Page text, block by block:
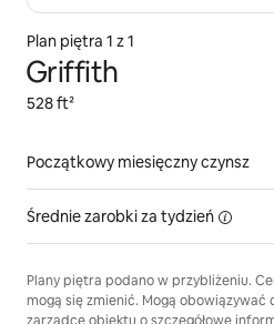
Plan piętra 1 z 1
Griffith
528 ft²
Początkowy miesięczny czynsz
Średnie zarobki za tydzień
Plany piętra podano w przybliżeniu.
mogą się zmienić. Mogą obowiązywać